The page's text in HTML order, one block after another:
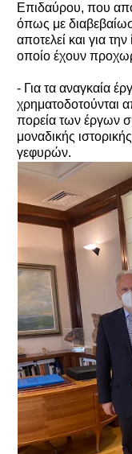
Επιδαύρου, που
όπως με
αποτελεί και για
οποίο έχουν
- Για τα αναγκαία
χρηματοδοτούνται
πορεία των έργων
μοναδικής
γεφυρών.